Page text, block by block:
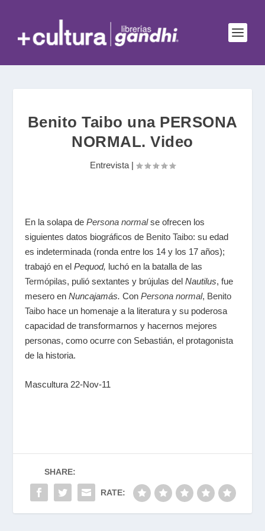
Benito Taibo una PERSONA
NORMAL. Video
Entrevista |
En la solapa de Persona normalse ofrecen los
siguientes datos biográficos de Benito Taibo: su edad
es indeterminada (ronda entre los 14 y los 17 años);
trabajó en elPequod, luchó en la batalla de las
Termópilas, pulió sextantes y brújulas delNautilus, fue
mesero enNuncajamás.ConPersona normal, Benito
Taibo hace un homenaje a la literatura y su poderosa
capacidad de transformarnos y hacernos mejores
personas, como ocurre con Sebastián, el protagonista
de la historia.
Mascultura 22-Nov-11
SHARE:
RATE: